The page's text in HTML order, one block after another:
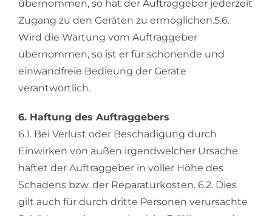
übernommen, so hat der Auftraggeber jederzeit
Zugang zu den Geräten zu ermöglichen.5.6.
Wird die Wartung vom Auftraggeber
übernommen, so ist er für schonende und
einwandfreie Bedieung der Geräte
verantwortlich.
6. Haftung des Auftraggebers
6.1. Bei Verlust oder Beschädigung durch
Einwirken von außen irgendwelcher Ursache
haftet der Auftraggeber in voller Höhe des
Schadens bzw. der Reparaturkosten. 6.2. Dies
gilt auch für durch dritte Personen verursachte